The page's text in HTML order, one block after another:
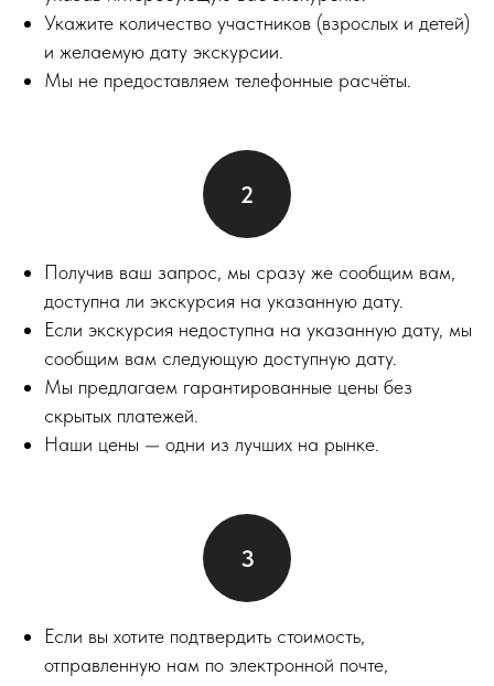
Укажите количество участников (взрослых и детей)
и желаемую дату экскурсии.
Мы не предоставляем телефонные расчёты.
Получив ваш запрос, мы сразу же сообщим вам,
доступна ли экскурсия на указанную дату.
Если экскурсия недоступна на указанную дату, мы
сообщим вам следующую доступную дату.
Мы предлагаем гарантированные цены без
скрытых платежей.
Наши цены — одни из лучших на рынке.
Если вы хотите подтвердить стоимость,
отправленную нам по электронной почте,